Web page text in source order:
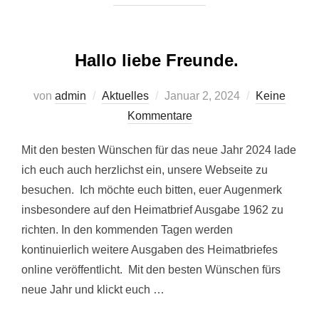
Hallo liebe Freunde.
von admin Aktuelles
Veröffentlicht
am
Januar 2, 2024
Keine
Kommentare
Mit den besten Wünschen für das neue Jahr 2024 lade
ich euch auch herzlichst ein, unsere Webseite zu
besuchen. Ich möchte euch bitten, euer Augenmerk
insbesondere auf den Heimatbrief Ausgabe 1962 zu
richten. In den kommenden Tagen werden
kontinuierlich weitere Ausgaben des Heimatbriefes
online veröffentlicht. Mit den besten Wünschen fürs
neue Jahr und klickt euch …